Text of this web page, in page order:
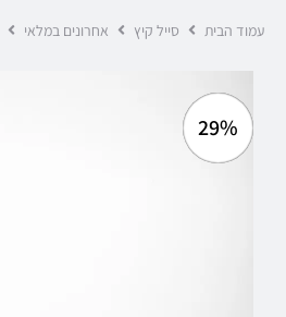
עמוד הבית סייל קיץ אחרונים במלאי
29%